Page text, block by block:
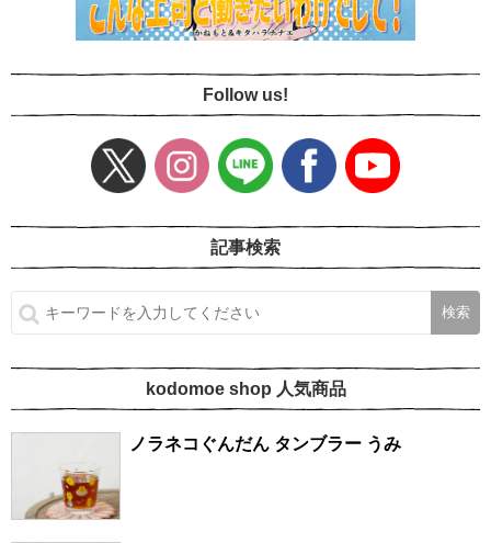
Follow us!
記事検索
kodomoe shop 人気商品
ノラネコぐんだん タンブラー うみ